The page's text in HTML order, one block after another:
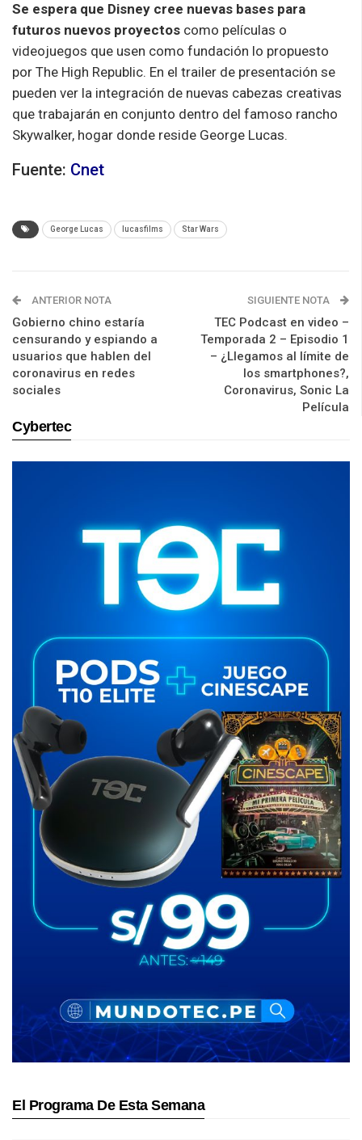
Se espera que Disney cree nuevas bases para
futuros nuevos proyectos como películas o
videojuegos que usen como fundación lo propuesto
por The High Republic. En el trailer de presentación se
pueden ver la integración de nuevas cabezas creativas
que trabajarán en conjunto dentro del famoso rancho
Skywalker, hogar donde reside George Lucas.
Fuente: Cnet
George Lucas lucasfilms Star Wars
ANTERIOR NOTA
Gobierno chino estaría
censurando y espiando a
usuarios que hablen del
coronavirus en redes
sociales
SIGUIENTE NOTA
TEC Podcast en video –
Temporada 2 – Episodio 1
– ¿Llegamos al límite de
los smartphones?,
Coronavirus, Sonic La
Película
Cybertec
El Programa De Esta Semana